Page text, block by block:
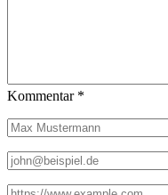
Kommentar *